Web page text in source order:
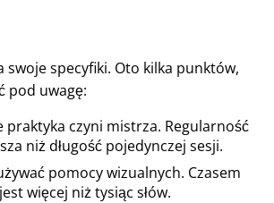
swoje specyfiki. Oto kilka punktów,
pod uwagę:
praktyka czyni mistrza. Regularność
niż długość pojedynczej sesji.
pomocy wizualnych. Czasem
więcej niż tysiąc słów.